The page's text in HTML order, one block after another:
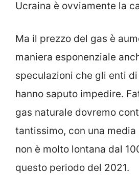
Ucraina è ovviamente la
Ma il prezzo del gas è
maniera esponenziale
speculazioni che gli enti
hanno saputo impedire.
gas naturale dovremo
tantissimo, con una
non è molto lontana dal
questo periodo del 2021.